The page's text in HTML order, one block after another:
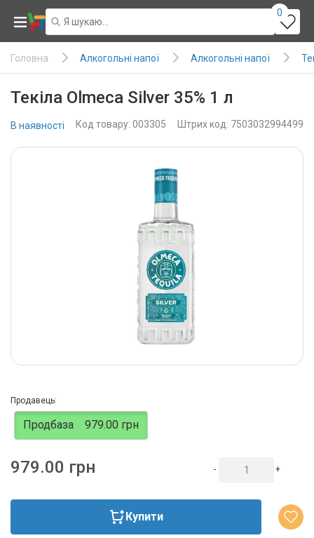
0
Головна Алкогольні напої Алкогольні напої
Текіла Olmeca Silver 35% 1 л
В наявності Код товару: 003305 Штрих код: 7503032994499
Продавець:
Продбаза 979.00 грн
979.00 грн - +
Купити